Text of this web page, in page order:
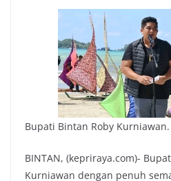
Bupati Bintan Roby Kurniawan.
BINTAN, (kepriraya.com)-
Kurniawan dengan penuh